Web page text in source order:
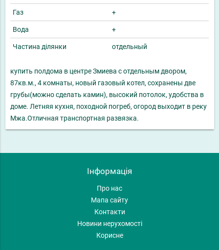
Газ +
Вода +
Частина ділянки отдельный
купить полдома в центре Змиева с отдельным двором,
87кв.м., 4 комнаты, новый газовый котел, сохранены две
грубы(можно сделать камин), высокий потолок, удобства в
доме. Летняя кухня, походной погреб, огород выходит в реку
Мжа.Отличная транспортная развязка.
Інформація
Про нас
Мапа сайту
Контакти
Новини нерухомості
Корисне